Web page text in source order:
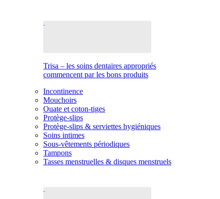
Trisa – les soins dentaires appropriés
commencent par les bons produits
Incontinence
Mouchoirs
Ouate et coton-tiges
Protège-slips
Protège-slips & serviettes hygiéniques
Soins intimes
Sous-vêtements périodiques
Tampons
Tasses menstruelles & disques menstruels